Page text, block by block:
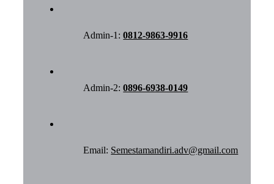
Admin-1:0812-9863-9916
Admin-2:0896-6938-0149
Email: Semestamandiri.adv@gmail.com